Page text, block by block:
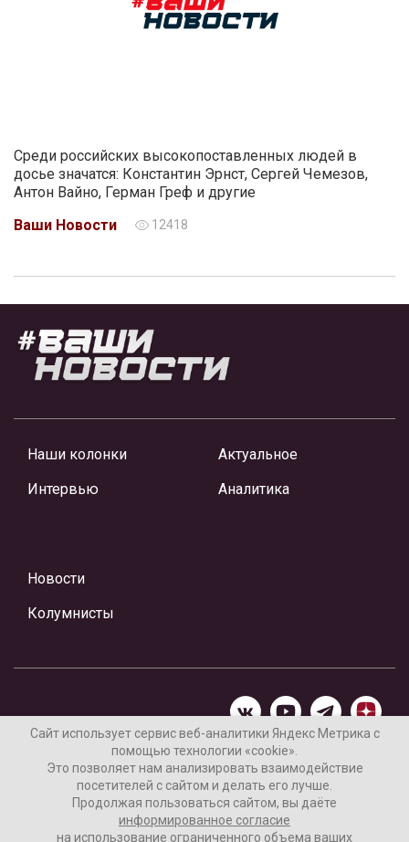
Среди российских высокопоставленных людей в
досье значатся: Константин Эрнст, Сергей Чемезов,
Антон Вайно, Герман Греф и другие
Ваши Новости
12418
Наши колонки
Интервью
Актуальное
Аналитика
Новости
Колумнисты
Материалы предоставлены редакцией Интернет-газеты
«Ваши новости»
Нашли ошибку? Выделите ее и нажмите Ctrl+Enter
Сайт использует сервис веб-аналитики Яндекс Метрика с
помощью технологии «cookie».
Это позволяет нам анализировать взаимодействие
посетителей с сайтом и делать его лучше.
Продолжая пользоваться сайтом, вы даёте
информированное согласие
на использование ограниченного объема ваших